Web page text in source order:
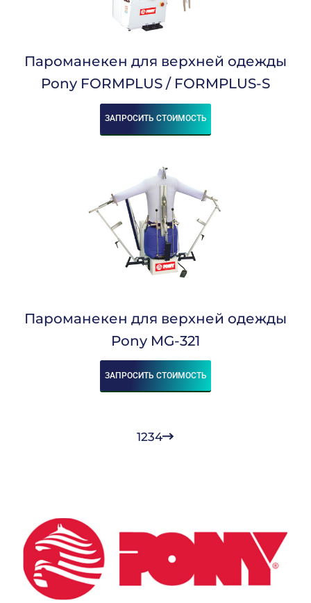
Пароманекен для верхней одежды
Pony FORMPLUS / FORMPLUS-S
ЗАПРОСИТЬ СТОИМОСТЬ
Пароманекен для верхней одежды
Pony MG-321
ЗАПРОСИТЬ СТОИМОСТЬ
1234